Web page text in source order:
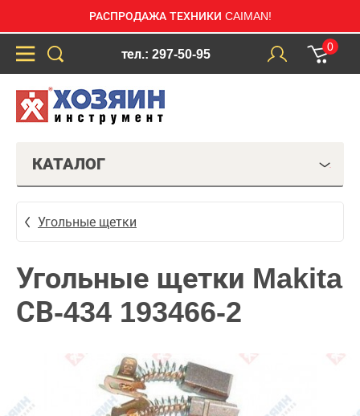
РАСПРОДАЖА ТЕХНИКИ CAIMAN!
тел.: 297-50-95
0
КАТАЛОГ
Угольные щетки
Угольные щетки Makita
СВ-434 193466-2